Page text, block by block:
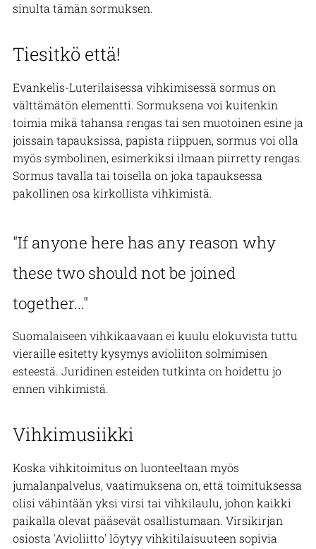
sinulta tämän sormuksen.
Tiesitkö että!
Evankelis-Luterilaisessa vihkimisessä sormus on
välttämätön elementti. Sormuksena voi kuitenkin
toimia mikä tahansa rengas tai sen muotoinen esine ja
joissain tapauksissa, papista riippuen, sormus voi olla
myös symbolinen, esimerkiksi ilmaan piirretty rengas.
Sormus tavalla tai toisella on joka tapauksessa
pakollinen osa kirkollista vihkimistä.
"If anyone here has any reason why
these two should not be joined
together..."
Suomalaiseen vihkikaavaan ei kuulu elokuvista tuttu
vieraille esitetty kysymys avioliiton solmimisen
esteestä. Juridinen esteiden tutkinta on hoidettu jo
ennen vihkimistä.
Vihkimusiikki
Koska vihkitoimitus on luonteeltaan myös
jumalanpalvelus, vaatimuksena on, että toimituksessa
olisi vähintään yksi virsi tai vihkilaulu, johon kaikki
paikalla olevat pääsevät osallistumaan. Virsikirjan
osiosta 'Avioliitto' löytyy vihkitilaisuuteen sopivia